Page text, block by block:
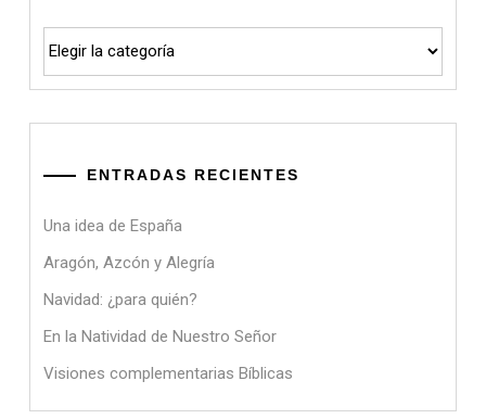
ENTRADAS RECIENTES
Una idea de España
Aragón, Azcón y Alegría
Navidad: ¿para quién?
En la Natividad de Nuestro Señor
Visiones complementarias Bíblicas